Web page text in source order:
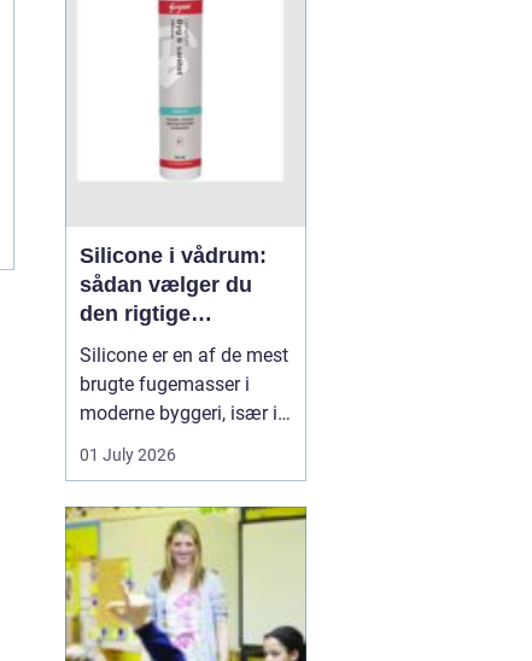
behagelige, end da de
var nye. Her spiller
Silicone i vådrum:
sådan vælger du
den rigtige
fugemasse
Silicone er en af de mest
brugte fugemasser i
moderne byggeri, især i
badeværelser, køkkener
og andre områder med
fugerne omkring
bruseniche, håndvask,
køkkenbord eller
natursten ikke holder
tæt, kan det hurtigt føre
01 July 2026